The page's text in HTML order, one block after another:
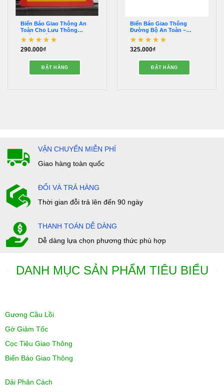
Biển Báo Giao Thông An
Toàn Cho Lưu Thông
Đường Bộ – OBBG00026
Được xếp hạng
290.000₫
ĐẶT HÀNG
Biển Báo Giao Thông
Đường Bộ An Toàn –
OBBG00027
Được xếp hạng
325.000₫
ĐẶT HÀNG
VẬN CHUYỂN MIỄN PHÍ
Giao hàng toàn quốc
ĐỔI VÀ TRẢ HÀNG
Thời gian đỗi trả lên đến 90 ngày
THANH TOÁN DỄ DÀNG
Dễ dàng lựa chọn phương thức phù hợp
DANH MỤC SẢN PHẨM TIÊU BIỂU
Gương Cầu Lồi
Gờ Giảm Tốc
Cọc Tiêu Giao Thông
Biển Báo Giao Thông
Dải Phân Cách